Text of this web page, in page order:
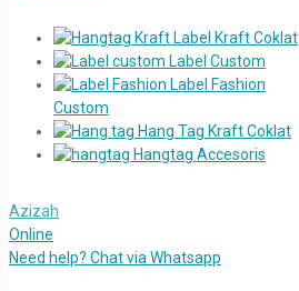
Label Kraft Coklat
Label Custom
Label Fashion
Custom
Hang Tag Kraft Coklat
Hangtag Accesoris
Azizah
Online
Need help? Chat via Whatsapp